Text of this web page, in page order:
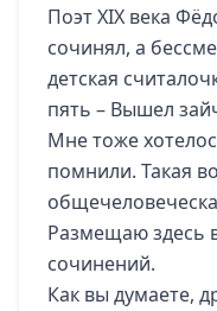
Поэт XIX века
сочинял, а
детская
пять – Вышел
Мне тоже
помнили. Такая
Размещаю здесь
сочинений.
Как вы думаете,